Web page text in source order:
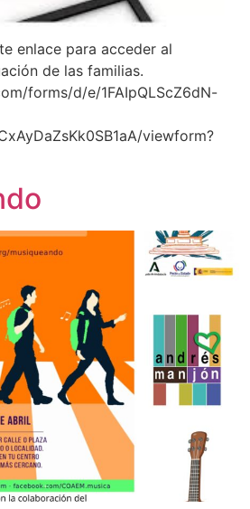
enlace para acceder al
de las familias.
forms/d/e/1FAIpQLScZ6dN-
viewform?